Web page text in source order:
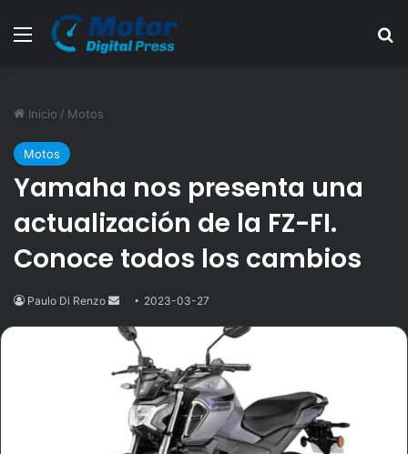
Menú
Inicio / Motos
Motos
Yamaha nos presenta una
actualización de la FZ-FI.
Conoce todos los cambios
Paulo Di Renzo
Send
email
2023-03-27